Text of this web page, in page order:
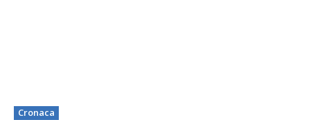
Cronaca